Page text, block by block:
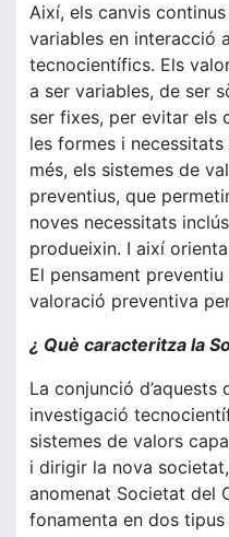
Així, els canvis
variables en interacció
tecnocientífics. Els
a ser variables, de ser
ser fixes, per evitar els
les formes i
més, els sistemes de
preventius, que
noves necessitats
produeixin. I així
El pensament preventiu
valoració preventiva
¿ Què caracteritza la
La conjunció d’aquests
investigació
sistemes de valors
i dirigir la nova
anomenat Societat del
fonamenta en dos